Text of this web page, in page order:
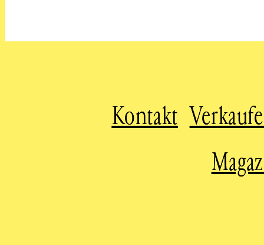
Kontakt